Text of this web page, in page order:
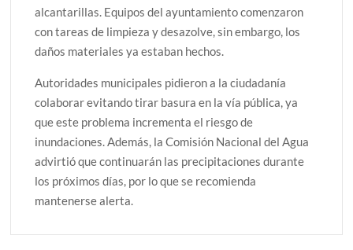
alcantarillas. Equipos del ayuntamiento comenzaron
con tareas de limpieza y desazolve, sin embargo, los
daños materiales ya estaban hechos.
Autoridades municipales pidieron a la ciudadanía
colaborar evitando tirar basura en la vía pública, ya
que este problema incrementa el riesgo de
inundaciones. Además, la Comisión Nacional del Agua
advirtió que continuarán las precipitaciones durante
los próximos días, por lo que se recomienda
mantenerse alerta.